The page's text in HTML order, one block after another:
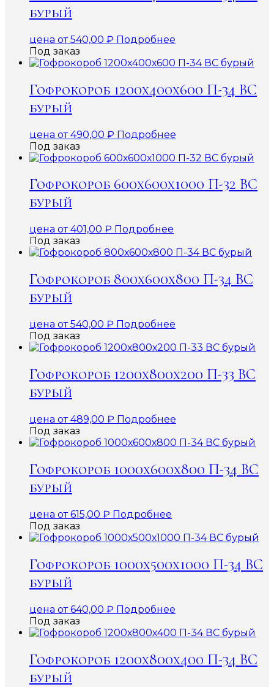
бурый
цена от540,00 ₽ Подробнее
Под заказ
Гофрокороб 1200х400х600 П-34 ВС
бурый
цена от490,00 ₽ Подробнее
Под заказ
Гофрокороб 600х600х1000 П-32 ВС
бурый
цена от401,00 ₽ Подробнее
Под заказ
Гофрокороб 800х600х800 П-34 ВС
бурый
цена от540,00 ₽ Подробнее
Под заказ
Гофрокороб 1200х800х200 П-33 ВС
бурый
цена от489,00 ₽ Подробнее
Под заказ
Гофрокороб 1000х600х800 П-34 ВС
бурый
цена от615,00 ₽ Подробнее
Под заказ
Гофрокороб 1000х500х1000 П-34 ВС
бурый
цена от640,00 ₽ Подробнее
Под заказ
Гофрокороб 1200х800х400 П-34 ВС
бурый